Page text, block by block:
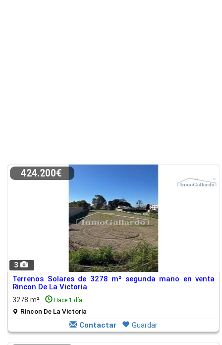
3
424.200€
Terrenos Solares de 3278 m² segunda mano en venta
Rincon De La Victoria
3278 m²
Hace 1 día
Rincon De La Victoria
Contactar Guardar